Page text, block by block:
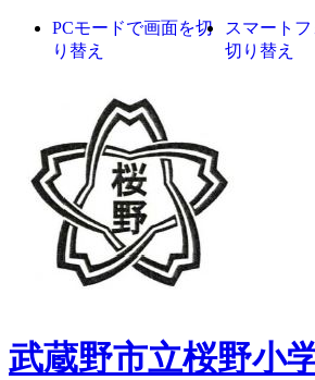
PCモードで画面を切
り替え
スマート
切り替え
武蔵野市立桜野小